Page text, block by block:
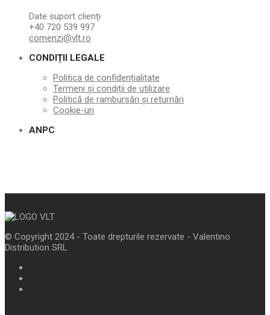
Date suport clienți
+40 720 539 997
comenzi@vlt.ro
CONDIȚII LEGALE
Politica de confidențialitate
Termeni și condiții de utilizare
Politică de rambursări și returnări
Cookie-uri
ANPC
© Copyright 2024 - Toate drepturile rezervate - Valentino
Distribution SRL